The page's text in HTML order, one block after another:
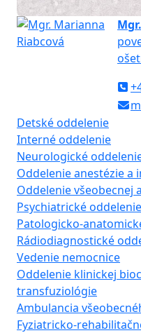
Detské oddelenie
Interné oddelenie
Neurologické
Oddelenie anestézie a
Oddelenie všeobecnej
Psychiatrické oddelenie
Patologicko-
Rádiodiagnostické
Vedenie nemocnice
Oddelenie klinickej
transfuziológie
Ambulancia
Fyziatricko-